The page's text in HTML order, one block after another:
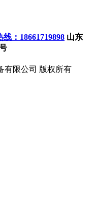
线：18661719898 山东
有限公司 版权所有